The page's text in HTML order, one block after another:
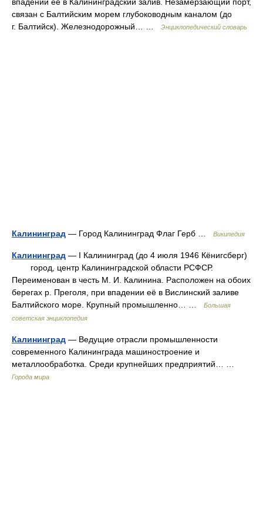
связан с Балтийским морем глубоководным каналом (до
г. Балтийск). Железнодорожный… …
Энциклопедический словарь
Калининград — Город Калининград Флаг Герб … Википедия
Калининград — I Калининград (до 4 июля 1946 Кёнигсберг)
город, центр Калининградской области РСФСР.
Переименован в честь М. И. Калинина. Расположен на обоих
берегах р. Преголя, при впадении её в Вислинский заливе
Балтийского море. Крупный промышленно… …
Большая
советская энциклопедия
Калининград — Ведущие отрасли промышленности
современного Калининграда машиностроение и
металлообработка. Среди крупнейших предприятий… …
Города мира